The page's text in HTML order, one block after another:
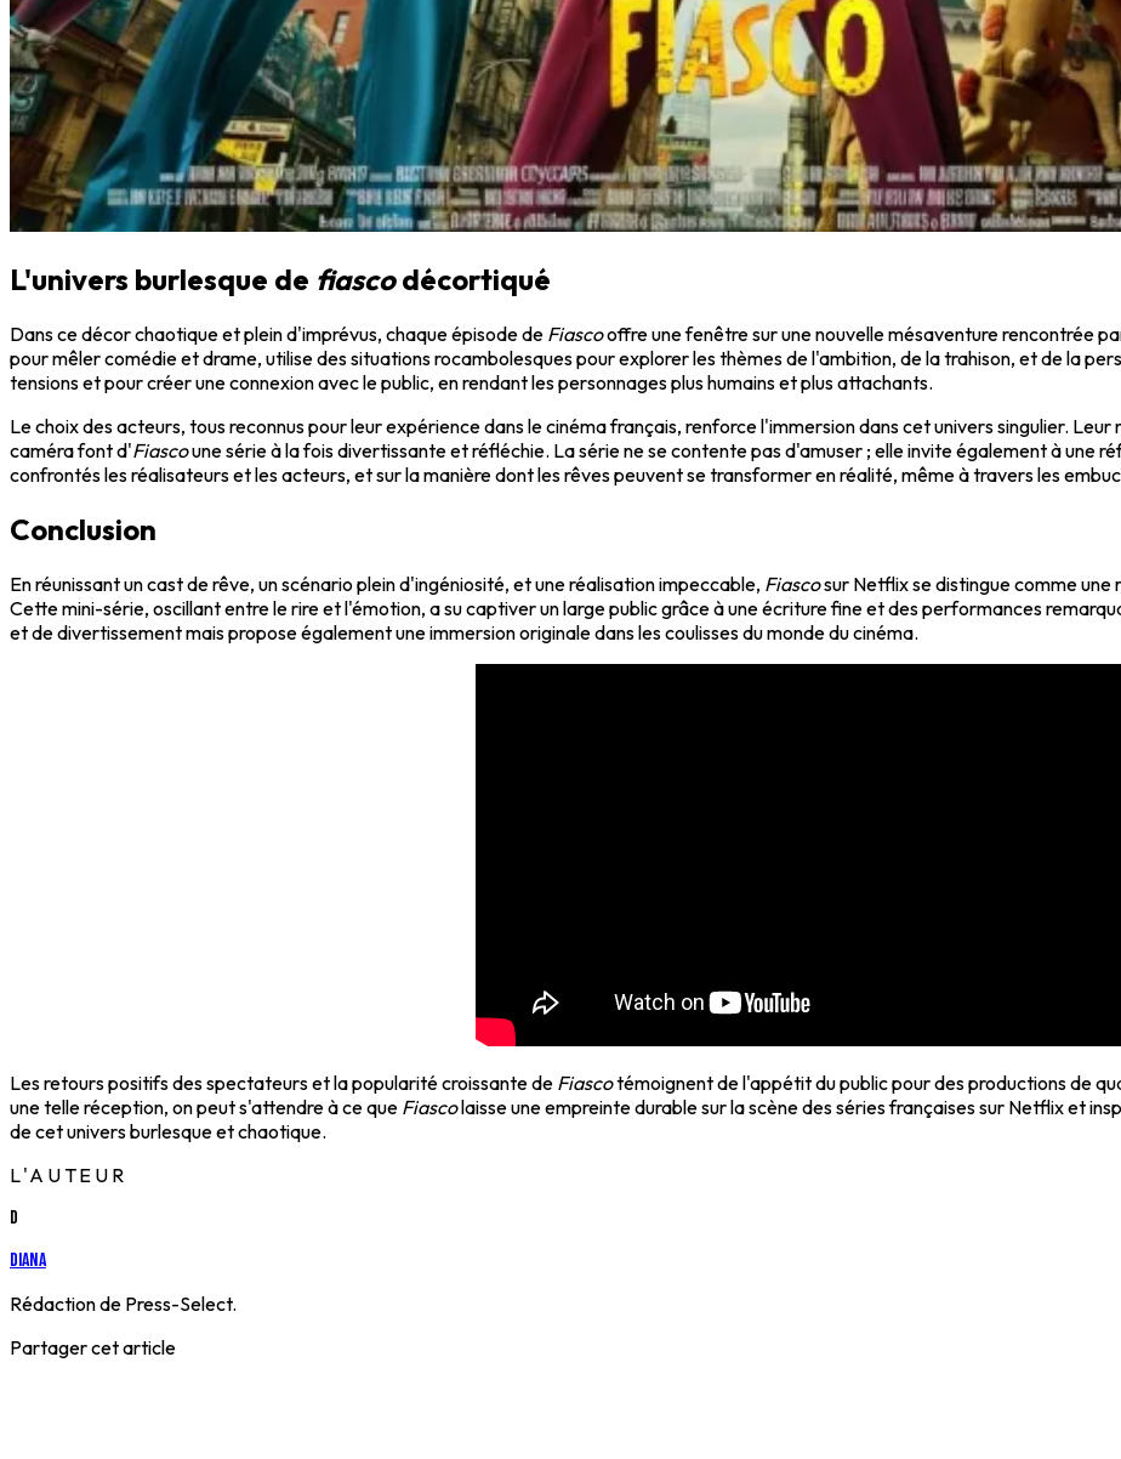
L'univers burlesque de fiascodécortiqué
Dans ce décor chaotique et plein d'imprévus, chaque épisode de Fiascooffre une fenêtre sur une nouvelle mésaventure rencontrée
pour mêler comédie et drame, utilise des situations rocambolesques pour explorer les thèmes de l'ambition, de la trahison, et de la
tensions et pour créer une connexion avec le public, en rendant les personnages plus humains et plus attachants.
Le choix des acteurs, tous reconnus pour leur expérience dans le cinéma français, renforce l'immersion dans cet univers singulier.
caméra font d'Fiascoune série à la fois divertissante et réfléchie. La série ne se contente pas d'amuser ; elle invite également à une
confrontés les réalisateurs et les acteurs, et sur la manière dont les rêves peuvent se transformer en réalité, même à travers les
Conclusion
En réunissant un cast de rêve, un scénario plein d'ingéniosité, et une réalisation impeccable, Fiascosur Netflix se distingue comme une
Cette mini-série, oscillant entre le rire et l'émotion, a su captiver un large public grâce à une écriture fine et des performances
et de divertissement mais propose également une immersion originale dans les coulisses du monde du cinéma.
Les retours positifs des spectateurs et la popularité croissante de Fiascotémoignent de l'appétit du public pour des productions de
une telle réception, on peut s'attendre à ce que Fiascolaisse une empreinte durable sur la scène des séries françaises sur Netflix et
de cet univers burlesque et chaotique.
L'AUTEUR
D
Diana
Rédaction de Press-Select.
Partager cet article